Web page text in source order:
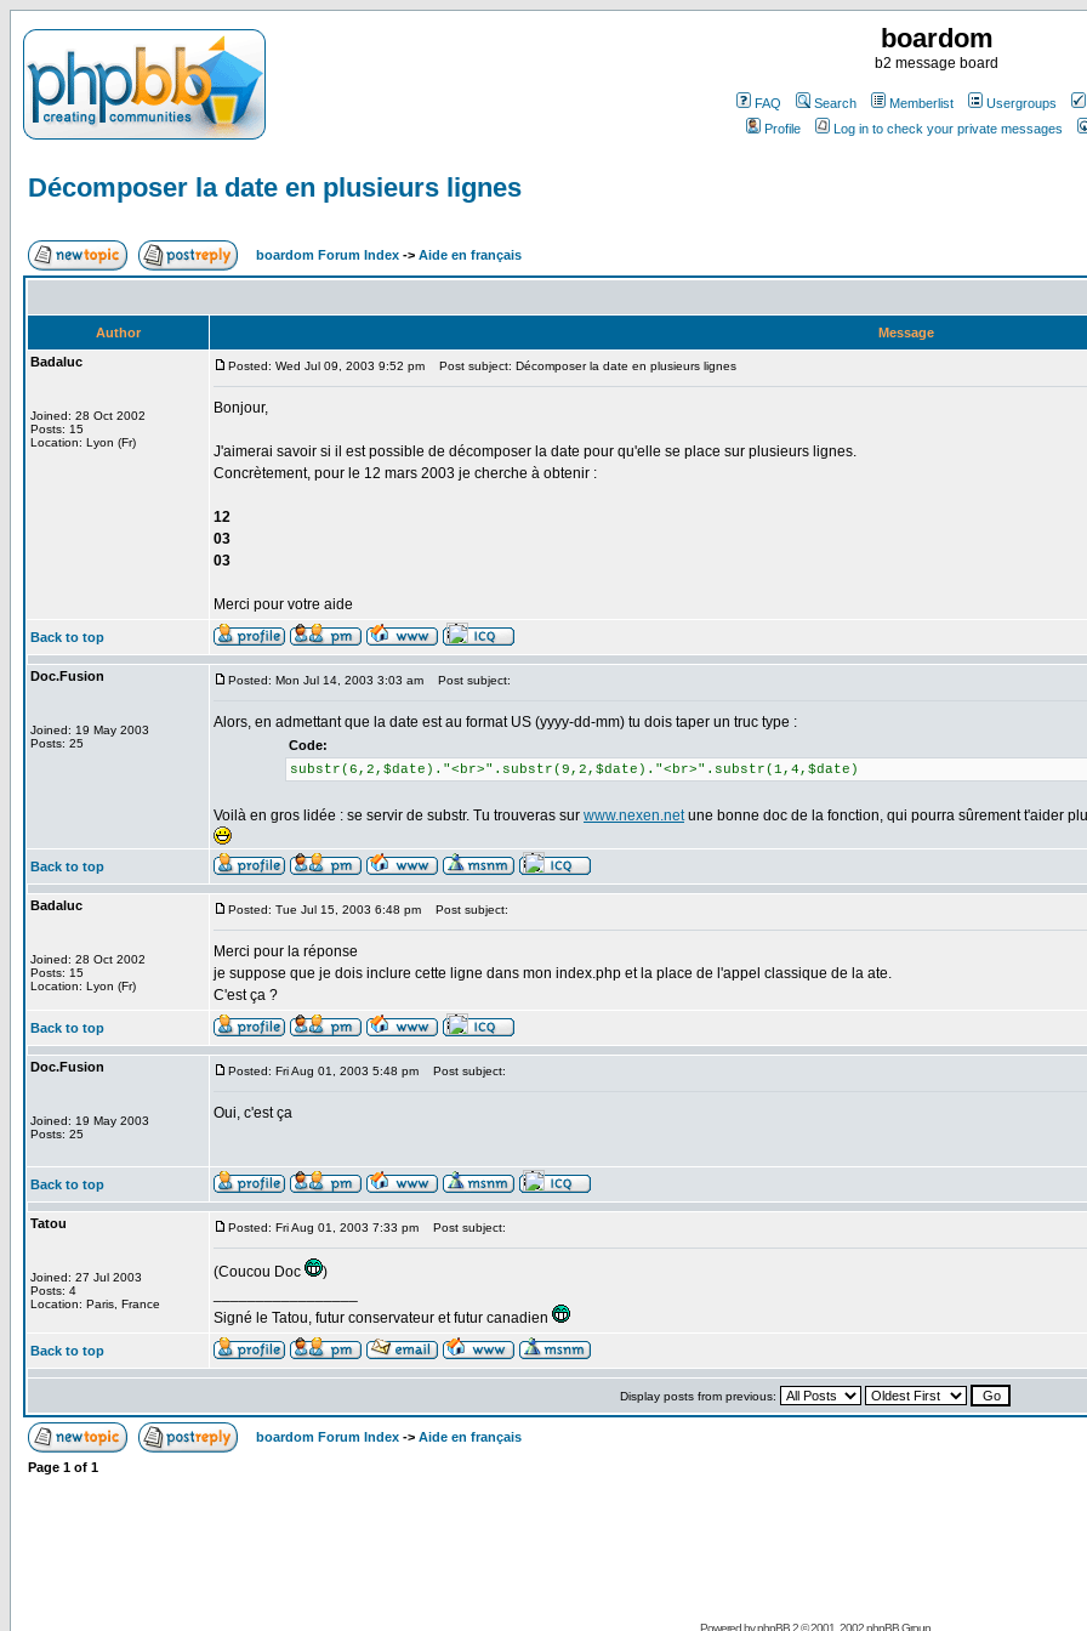
boardom
b2 message board
FAQ Search Memberlist
Usergroups
Profile
Log in to check your private messages
Décomposer la date en plusieurs lignes
boardom Forum Index -> Aide en français
Author
Message
Badaluc
Joined: 28 Oct 2002
Posts: 15
Location: Lyon (Fr)
Posted: Wed Jul 09, 2003 9:52 pm Post subject: Décomposer la date en plusieurs lignes
Bonjour,
J'aimerai savoir si il est possible de décomposer la date pour qu'elle se place sur plusieurs lignes.
Concrètement, pour le 12 mars 2003 je cherche à obtenir :
12
03
03
Merci pour votre aide
Back to top
Doc.Fusion
Joined: 19 May 2003
Posts: 25
Posted: Mon Jul 14, 2003 3:03 am Post subject:
Alors, en admettant que la date est au format US (yyyy-dd-mm) tu dois taper un truc type :
Code:
substr(6,2,$date)."<br>".substr(9,2,$date)."<br>".substr(1,4,$date)
Voilà en gros lidée : se servir de substr. Tu trouveras sur www.nexen.netune bonne doc de la fonction, qui pourra sûrement t'aider
Back to top
Badaluc
Joined: 28 Oct 2002
Posts: 15
Location: Lyon (Fr)
Posted: Tue Jul 15, 2003 6:48 pm Post subject:
Merci pour la réponse
je suppose que je dois inclure cette ligne dans mon index.php et la place de l'appel classique de la ate.
C'est ça ?
Back to top
Doc.Fusion
Joined: 19 May 2003
Posts: 25
Posted: Fri Aug 01, 2003 5:48 pm Post subject:
Oui, c'est ça
Back to top
Tatou
Joined: 27 Jul 2003
Posts: 4
Location: Paris, France
Posted: Fri Aug 01, 2003 7:33 pm Post subject:
(Coucou Doc
)
Signé le Tatou, futur conservateur et futur canadien
Back to top
Display posts from previous:
boardom Forum Index -> Aide en français
Page 1 of 1
Powered byphpBB2 © 2001, 2002 phpBB Group